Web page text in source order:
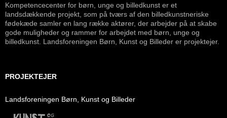
Kompetencecenter for børn, unge og billedkunst er et
landsdækkende projekt, som på tværs af den billedkunstneriske
fødekæde samler en lang række aktører, der arbejder på at skabe
gode muligheder og rammer for arbejdet med børn, unge og
billedkunst. Landsforeningen Børn, Kunst og Billeder er projektejer.
PROJEKTEJER
Landsforeningen Børn, Kunst og Billeder